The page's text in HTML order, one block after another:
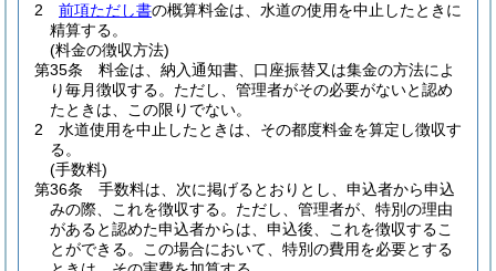
2
前項ただし書の概算料金は、水道の使用を中止したときに
精算する。
(料金の徴収方法)
第35条
料金は、納入通知書、口座振替又は集金の方法によ
り毎月徴収する。 ただし、管理者がその必要がないと認め
たときは、この限りでない。
2
水道使用を中止したときは、その都度料金を算定し徴収す
る。
(手数料)
第36条
手数料は、次に掲げるとおりとし、申込者から申込
みの際、これを徴収する。 ただし、管理者が、特別の理由
があると認めた申込者からは、申込後、これを徴収するこ
とができる。
この場合において、特別の費用を必要とする